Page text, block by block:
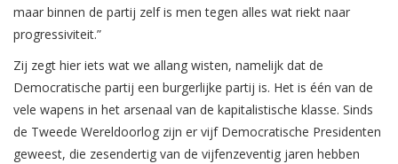
maar binnen de partij zelf is men tegen alles wat riekt naar
progressiviteit.”
Zij zegt hier iets wat we allang wisten, namelijk dat de
Democratische partij een burgerlijke partij is. Het is één van de
vele wapens in het arsenaal van de kapitalistische klasse. Sinds
de Tweede Wereldoorlog zijn er vijf Democratische Presidenten
geweest, die zesendertig van de vijfenzeventig jaren hebben